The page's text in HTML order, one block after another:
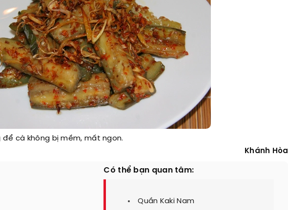
cà không bị mềm, mất ngon.
Khánh Hòa
Có thể bạn quan tâm:
Quần Kaki Nam